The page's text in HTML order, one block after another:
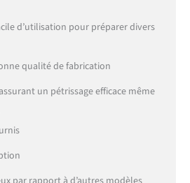
d’utilisation pour préparer divers
qualité de fabrication
un pétrissage efficace même